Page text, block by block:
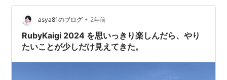
てこんなことに。
asya81のブログ • 2年前
RubyKaigi 2024 を思いっきり楽しんだら、やり
たいことが少しだけ見えてきた。